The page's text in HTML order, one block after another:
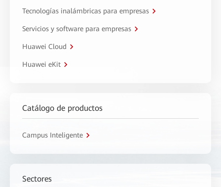
Tecnologías inalámbricas para empresas
Servicios y software para empresas
Huawei Cloud
Huawei eKit
Catálogo de productos
Campus Inteligente
Sectores